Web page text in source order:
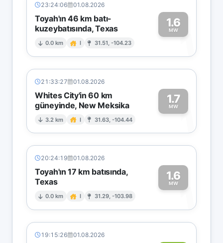
23:24:06 01.08.2026
Toyah'ın 46 km batı-
kuzeybatısında, Texas
0.0 km I 31.51, -104.23
1.6
MW1
21:33:27 01.08.2026
Whites City'in 60 km
güneyinde, New Meksika
3.2 km I 31.63, -104.44
1.7
MW1
20:24:19 01.08.2026
Toyah'ın 17 km batısında,
Texas
0.0 km I 31.29, -103.98
1.6
MW1
19:15:26 01.08.2026